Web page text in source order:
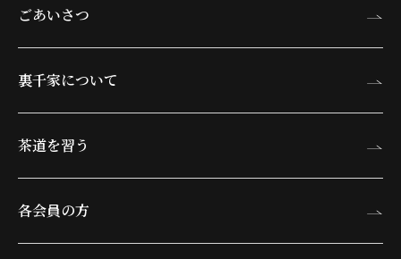
ごあいさつ
裏千家について
茶道を習う
各会員の方